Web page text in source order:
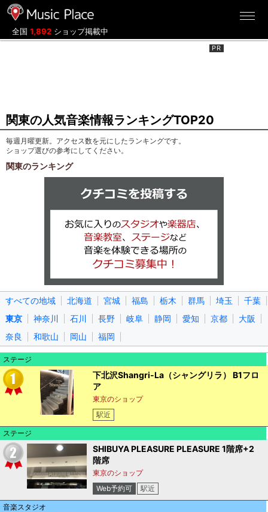
全国 1,892 ショップ掲載中
関東の人気音楽情報ランキングTOP20
毎週月曜更新。アクセス数を元にしたランキングです。
ショップ選びの参考にしてください。
関東のランキング
すべての地域 北海道 宮城 福島 栃木 群馬 埼玉
千葉
東京
神奈川 石川 長野 岐阜 静岡 愛知 京都
大阪
奈良
和歌山 岡山 福岡
ステージ
下北沢Shangri-La（シャングリラ） B1フロ
ア
東京のショップ
駅近
ステージ
SHIBUYA PLEASURE PLEASURE 1階席+2
階席
東京のショップ
Web予約可
駅近
音楽スタジオ